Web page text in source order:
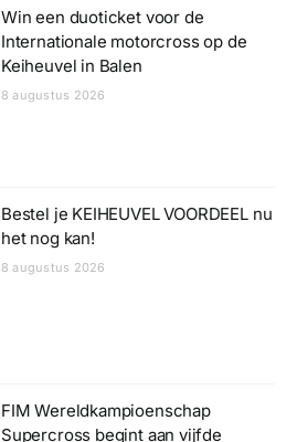
Win een duoticket voor de
Internationale motorcross op de
Keiheuvel in Balen
8 augustus 2026
Bestel je KEIHEUVEL VOORDEEL nu
het nog kan!
8 augustus 2026
FIM Wereldkampioenschap
Supercross begint aan vijfde